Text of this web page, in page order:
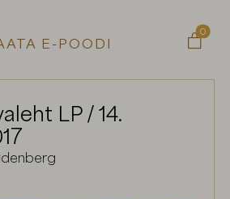
E-POODI
0

LP / 14.